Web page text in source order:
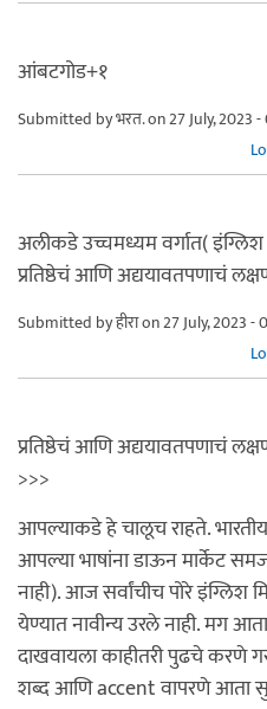
आंबटगोड+१
Submitted byभरत.on 27 July, 2023 -
अलीकडे उच्चमध्यम वर्गात(
प्रतिष्ठेचं आणि अद्ययावतपणाचं
Submitted byहीराon 27 July, 2023 -
प्रतिष्ठेचं आणि अद्ययावतपणाचं
>>>
आपल्याकडे हे चालूच राहते.
आपल्या भाषांना डाऊन मार्केट
नाही). आज सर्वांचीच पोरे इंग्लिश
येण्यात नावीन्य उरले नाही. मग
दाखवायला काहीतरी पुढचे करणे
शब्द आणि accent वापरणे आता